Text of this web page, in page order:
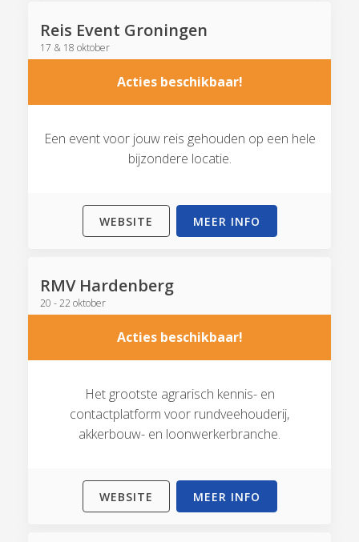
Reis Event Groningen
Acties beschikbaar!
17 & 18 oktober
Een event voor jouw reis gehouden op een hele
bijzondere locatie.
WEBSITE MEER INFO
RMV Hardenberg
Acties beschikbaar!
20 - 22 oktober
Het grootste agrarisch kennis- en
contactplatform voor rundveehouderij,
akkerbouw- en loonwerkerbranche.
WEBSITE MEER INFO